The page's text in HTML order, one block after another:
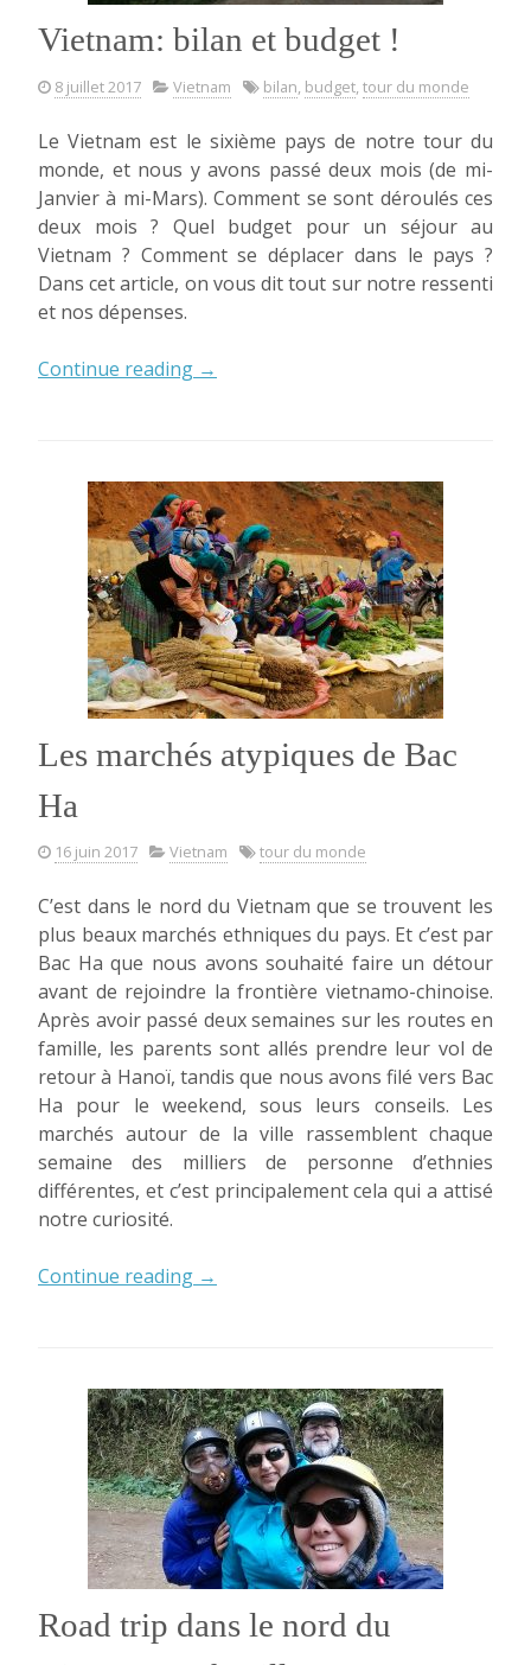
Vietnam: bilan et budget !
8 juillet 2017 Vietnam bilan, budget, tour du monde
Le Vietnam est le sixième pays de notre tour du
monde, et nous y avons passé deux mois (de mi-
Janvier à mi-Mars). Comment se sont déroulés ces
deux mois ? Quel budget pour un séjour au
Vietnam ? Comment se déplacer dans le pays ?
Dans cet article, on vous dit tout sur notre ressenti
et nos dépenses.
Continue reading « Vietnam:
! »
→
Les marchés atypiques de Bac
Ha
16 juin 2017 Vietnam tour du monde
C’est dans le nord du Vietnam que se trouvent les
plus beaux marchés ethniques du pays. Et c’est par
Bac Ha que nous avons souhaité faire un détour
avant de rejoindre la frontière vietnamo-chinoise.
Après avoir passé deux semaines sur les routes en
famille, les parents sont allés prendre leur vol de
retour à Hanoï, tandis que nous avons filé vers Bac
Ha pour le weekend, sous leurs conseils. Les
marchés autour de la ville rassemblent chaque
semaine des milliers de personne d’ethnies
différentes, et c’est principalement cela qui a attisé
notre curiosité.
Continue reading « Les
Bac
Ha »
→
Road trip dans le nord du